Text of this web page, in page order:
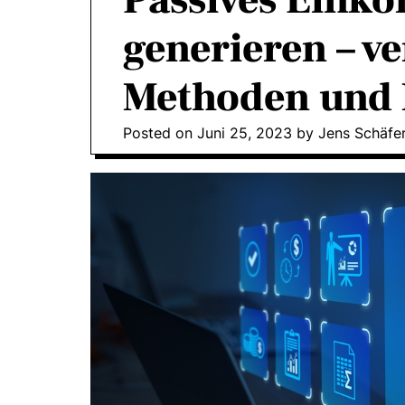
generieren –
Methoden
Posted on Juni 25, 2023 by Jens